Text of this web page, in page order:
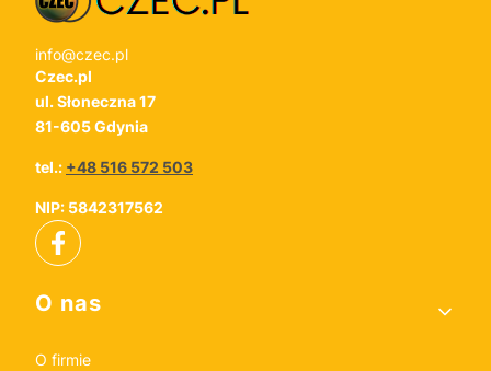
info@czec.pl
Czec.pl
ul. Słoneczna 17
81-605 Gdynia
tel.: +48 516 572 503
NIP: 5842317562
Linki w stopce
O nas
O firmie